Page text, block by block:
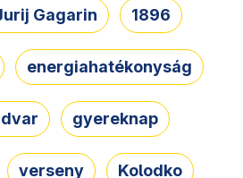
Gagarin 1896
energiahatékonyság
gyereknap
verseny Kolodko